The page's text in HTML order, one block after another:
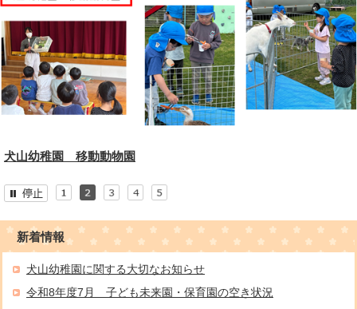
犬山幼稚園 移動動物園
新着情報
犬山幼稚園に関する大切なお知らせ
令和8年度7月 子ども未来園・保育園の空き状況